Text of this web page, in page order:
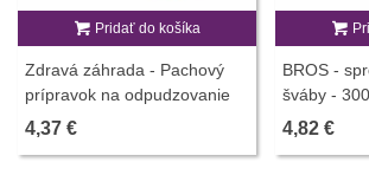
Pridať do košíka
Zdravá záhrada - Pachový
prípravok na odpudzovanie
kún - 1 ks
4,37 €
BROS -
šváby -
4,82 €